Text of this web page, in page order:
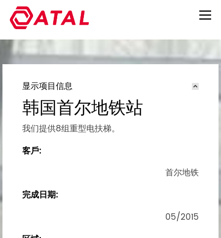
显示项目信息
韩国首尔地铁站
我们提供8组重型电扶梯。
客戶:
首尔地铁
完成日期:
05/2015